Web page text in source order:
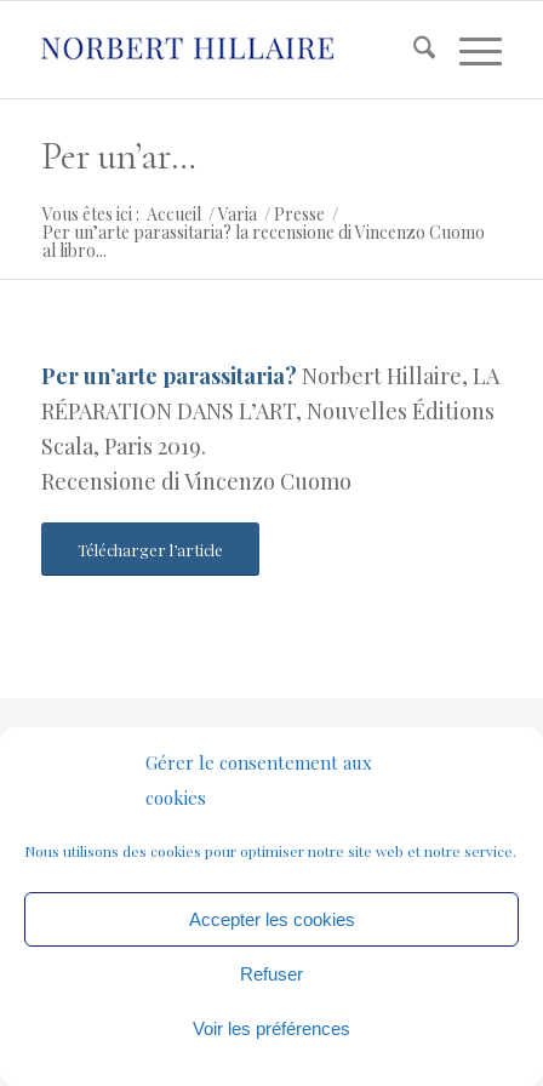
Gérer le consentement aux
cookies
Nous utilisons des cookies pour optimiser notre site web et notre service.
Accepter les cookies
Refuser
Voir les préférences
Per un’arte parassitaria? la recensione di Vincenzo Cuomo al libro di Norbert Hillaire LA RÉPARATION DANS L’ART (Paris 2019)
Vous êtes ici : Accueil /Varia / Presse /
Per un’arte parassitaria? la recensione di Vincenzo Cuomo
al libro...
Per un’arte parassitaria? Norbert Hillaire, LA
RÉPARATION DANS L’ART, Nouvelles Éditions
Scala, Paris 2019.
Recensione di Vincenzo Cuomo
Télécharger l’article